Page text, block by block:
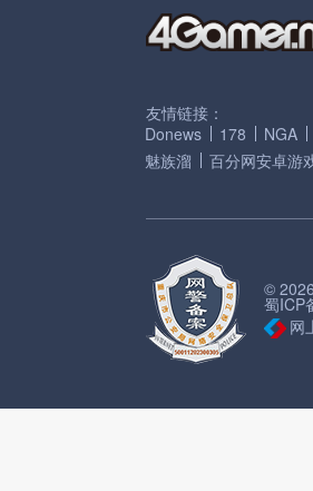
友情链接：
Donews
178 NGA
魅族溜
百分网安卓游
©
蜀ICP
网